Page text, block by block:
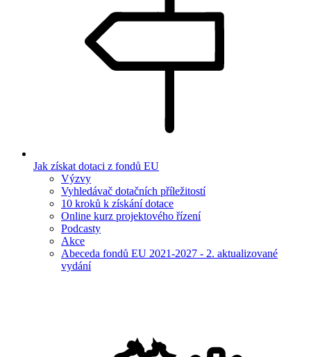
Jak získat dotaci z fondů EU
Výzvy
Vyhledávač dotačních příležitostí
10 kroků k získání dotace
Online kurz projektového řízení
Podcasty
Akce
Abeceda fondů EU 2021-2027 - 2. aktualizované
vydání